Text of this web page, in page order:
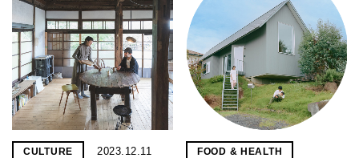
CULTURE 2023.12.11 FOOD & HEALTH